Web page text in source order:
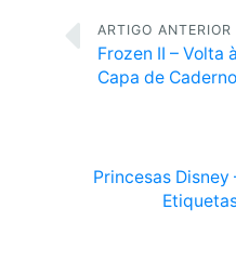
ARTIGO ANTERIOR
Frozen II – Volta
Capa de
Princesas